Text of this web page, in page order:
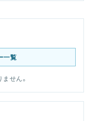
一覧
せん。